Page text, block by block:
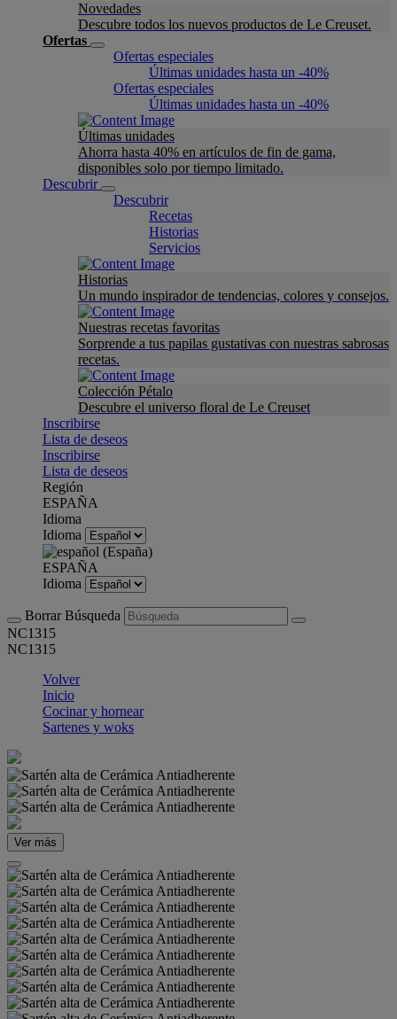
Novedades
Descubre todos los nuevos productos de Le Creuset.
Ofertas
Ofertas especiales
Últimas unidades hasta un -40%
Ofertas especiales
Últimas unidades hasta un -40%
Últimas unidades
Ahorra hasta 40% en artículos de fin de gama,
disponibles solo por tiempo limitado.
Descubrir
Descubrir
Recetas
Historias
Servicios
Historias
Un mundo inspirador de tendencias, colores y consejos.
Nuestras recetas favoritas
Sorprende a tus papilas gustativas con nuestras sabrosas
recetas.
Colección Pétalo
Descubre el universo floral de Le Creuset
Inscribirse
Lista de deseos
Inscribirse
Lista de deseos
Región
ESPAÑA
Idioma
Idioma
ESPAÑA
Idioma
Borrar Búsqueda
NC1315
NC1315
Volver
Inicio
Cocinar y hornear
Sartenes y woks
Ver más